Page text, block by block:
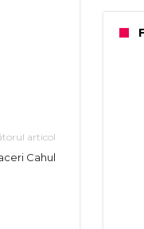
articol
Cahul